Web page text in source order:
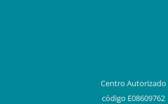
Centro Autorizado
código E08609762